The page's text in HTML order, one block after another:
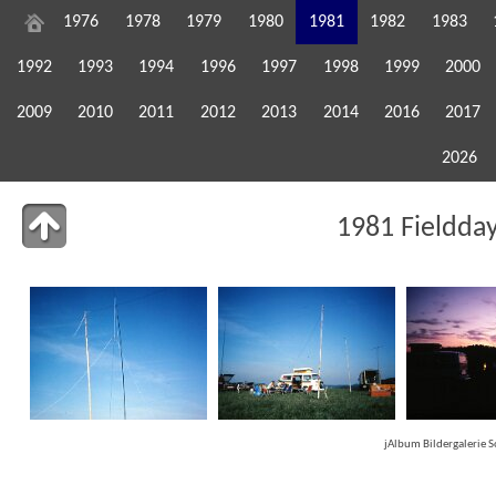
1976 1978 1979 1980 1981 1982 1983
1992 1993 1994 1996 1997 1998 1999 2000
2009 2010 2011 2012 2013 2014 2016 2017
2026
1981
jAlbum Bildergalerie